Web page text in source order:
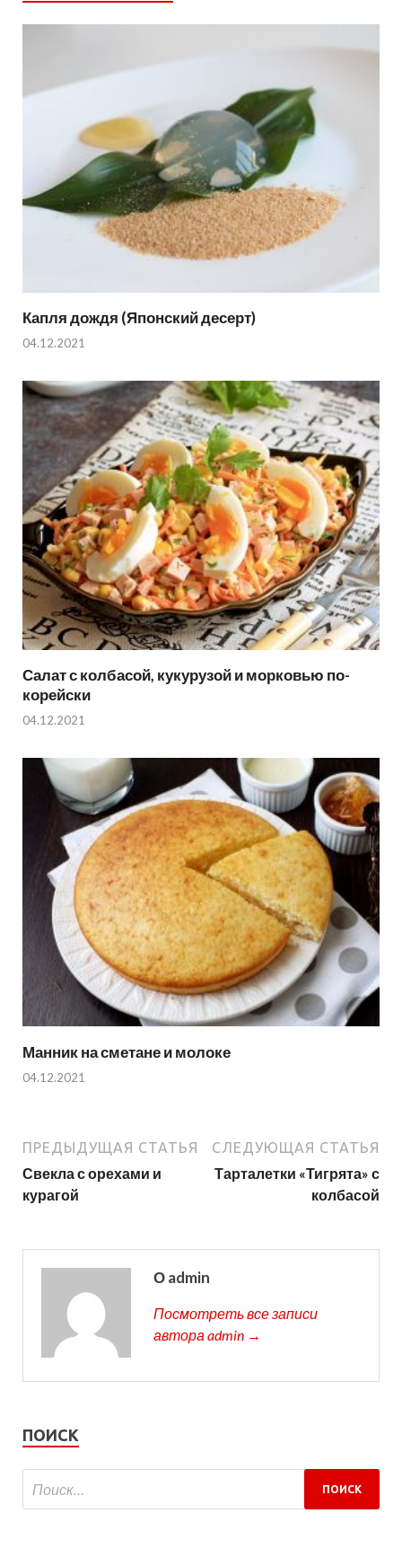
Капля дождя (Японский десерт)
04.12.2021
Салат с колбасой, кукурузой и морковью по-
корейски
04.12.2021
Манник на сметане и молоке
04.12.2021
ПРЕДЫДУЩАЯ СТАТЬЯ
Свекла с орехами и
курагой
СЛЕДУЮЩАЯ СТАТЬЯ
Тарталетки «Тигрята» с
колбасой
О admin
Посмотреть все записи
автора admin →
ПОИСК